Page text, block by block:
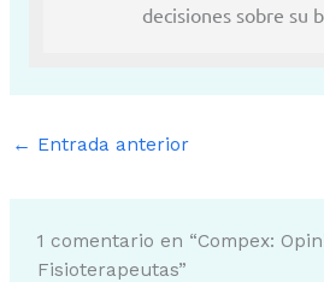
decisiones sobre su
← Entrada anterior
1 comentario en “Compex:
Fisioterapeutas”